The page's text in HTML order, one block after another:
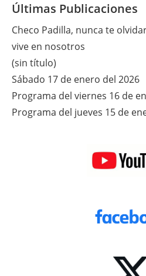
Últimas Publicaciones
Checo Padilla, nunca te
vive en nosotros
(sin título)
Sábado 17 de enero del 2026
Programa del viernes 16 de
Programa del jueves 15 de